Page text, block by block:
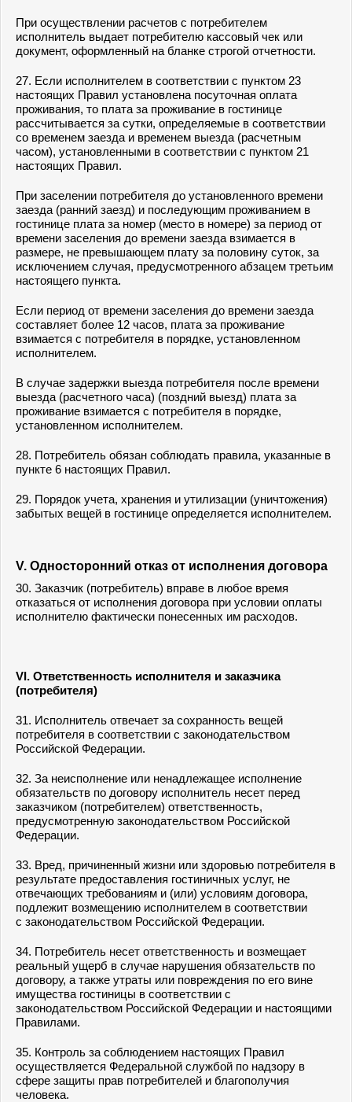
При осуществлении расчетов с потребителем
исполнитель выдает потребителю кассовый чек или
документ, оформленный на бланке строгой отчетности.
27. Если исполнителем в соответствии с пунктом 23
настоящих Правил установлена посуточная оплата
проживания, то плата за проживание в гостинице
рассчитывается за сутки, определяемые в соответствии
со временем заезда и временем выезда (расчетным
часом), установленными в соответствии с пунктом 21
настоящих Правил.
При заселении потребителя до установленного времени
заезда (ранний заезд) и последующим проживанием в
гостинице плата за номер (место в номере) за период от
времени заселения до времени заезда взимается в
размере, не превышающем плату за половину суток, за
исключением случая, предусмотренного абзацем третьим
настоящего пункта.
Если период от времени заселения до времени заезда
составляет более 12 часов, плата за проживание
взимается с потребителя в порядке, установленном
исполнителем.
В случае задержки выезда потребителя после времени
выезда (расчетного часа) (поздний выезд) плата за
проживание взимается с потребителя в порядке,
установленном исполнителем.
28. Потребитель обязан соблюдать правила, указанные в
пункте 6 настоящих Правил.
29. Порядок учета, хранения и утилизации (уничтожения)
забытых вещей в гостинице определяется исполнителем.
V. Односторонний отказ от исполнения договора
30. Заказчик (потребитель) вправе в любое время
отказаться от исполнения договора при условии оплаты
исполнителю фактически понесенных им расходов.
VI. Ответственность исполнителя и заказчика
(потребителя)
31. Исполнитель отвечает за сохранность вещей
потребителя в соответствии с законодательством
Российской Федерации.
32. За неисполнение или ненадлежащее исполнение
обязательств по договору исполнитель несет перед
заказчиком (потребителем) ответственность,
предусмотренную законодательством Российской
Федерации.
33. Вред, причиненный жизни или здоровью потребителя в
результате предоставления гостиничных услуг, не
отвечающих требованиям и (или) условиям договора,
подлежит возмещению исполнителем в соответствии
с законодательством Российской Федерации.
34. Потребитель несет ответственность и возмещает
реальный ущерб в случае нарушения обязательств по
договору, а также утраты или повреждения по его вине
имущества гостиницы в соответствии с
законодательством Российской Федерации и настоящими
Правилами.
35. Контроль за соблюдением настоящих Правил
осуществляется Федеральной службой по надзору в
сфере защиты прав потребителей и благополучия
человека.